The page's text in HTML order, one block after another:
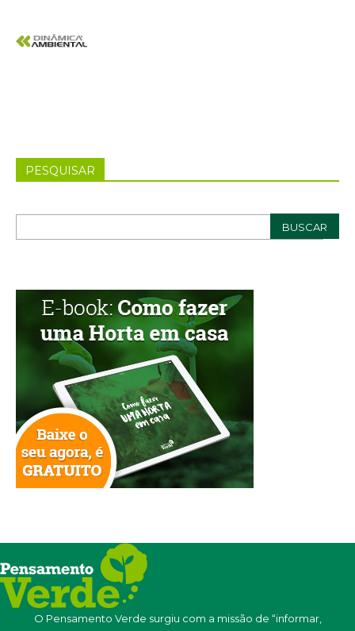
PESQUISAR
O Pensamento Verde surgiu com a missão de “informar,